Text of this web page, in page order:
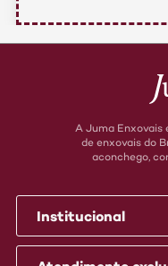
A Juma Enxovais
de enxovais do
aconchego,
Institucional